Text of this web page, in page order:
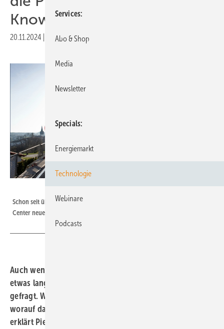
Know-how“
20.11.2024 Druckvorschau
Schon seit über zwölf Jahren bildet IBC Solar im eigenen Competence
Center neue Fachkräfte aus.
Auch wenn das Wachstum der Solarbranche derzeit
etwas langsamer geht, sind Fachkräfte immer wieder
gefragt. Wie die Situation bei IBC Solar aussieht und
worauf das Unternehmen bei der Fachkräftesuche setzt,
erklärt Pierre Wolfram, Head of Central Sales und
Services
Abo & Shop
Media
Newsletter
Specials
Energiemarkt
Technologie
Webinare
Podcasts